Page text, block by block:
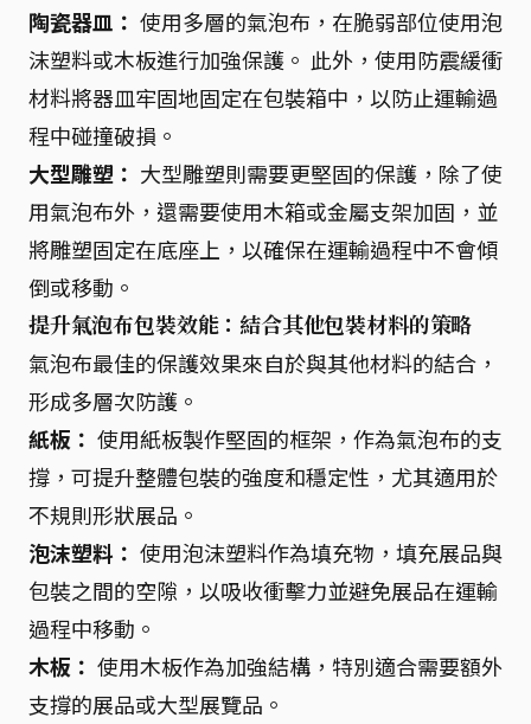
陶瓷器皿： 使用多層的氣泡布，在脆弱部位使用泡
沫塑料或木板進行加強保護。 此外，使用防震緩衝
材料將器皿牢固地固定在包裝箱中，以防止運輸過
程中碰撞破損。
大型雕塑： 大型雕塑則需要更堅固的保護，除了使
用氣泡布外，還需要使用木箱或金屬支架加固，並
將雕塑固定在底座上，以確保在運輸過程中不會傾
倒或移動。
提升氣泡布包裝效能：結合其他包裝材料的策略
氣泡布最佳的保護效果來自於與其他材料的結合，
形成多層次防護。
紙板： 使用紙板製作堅固的框架，作為氣泡布的支
撐，可提升整體包裝的強度和穩定性，尤其適用於
不規則形狀展品。
泡沫塑料： 使用泡沫塑料作為填充物，填充展品與
包裝之間的空隙，以吸收衝擊力並避免展品在運輸
過程中移動。
木板： 使用木板作為加強結構，特別適合需要額外
支撐的展品或大型展覽品。